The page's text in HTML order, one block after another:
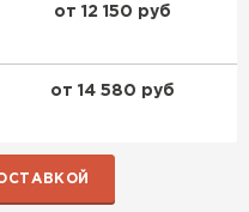
от 12 150 руб
от 14 580 руб